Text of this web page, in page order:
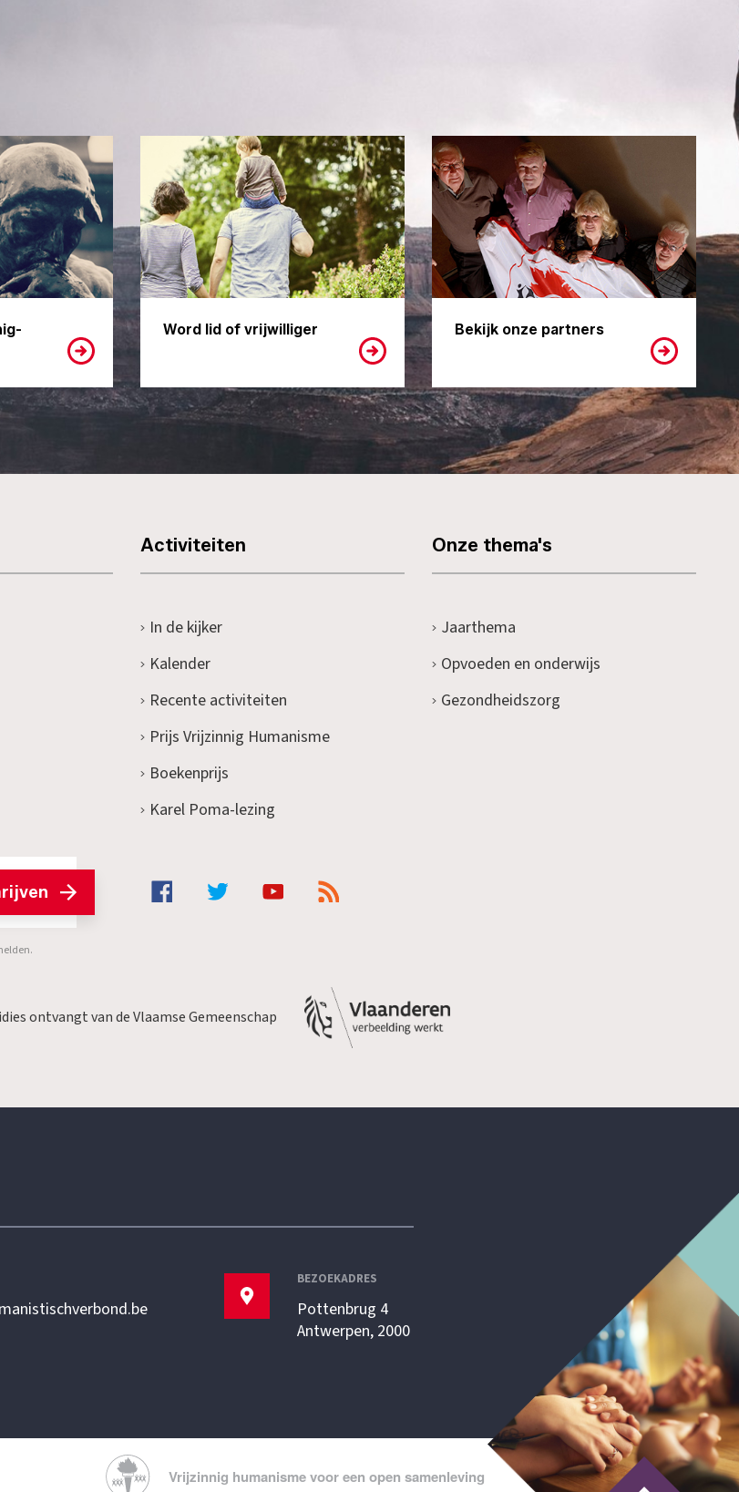
Word lid of vrijwilliger Bekijk onze partners
Activiteiten
In de kijker
Kalender
Recente activiteiten
Prijs Vrijzinnig Humanisme
Boekenprijs
Karel Poma-lezing
Onze thema's
Jaarthema
Opvoeden en onderwijs
Gezondheidszorg
ontvangt van de Vlaamse Gemeenschap
BEZOEKADRES
Pottenbrug 4
Antwerpen, 2000